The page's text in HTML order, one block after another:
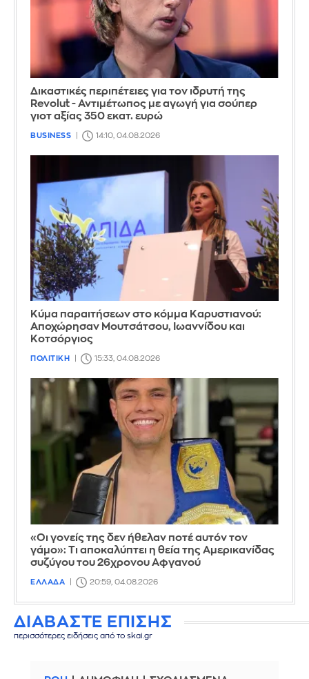
Δικαστικές περιπέτειες για τον ιδρυτή της
Revolut - Αντιμέτωπος με αγωγή για σούπερ
γιοτ αξίας 350 εκατ. ευρώ
BUSINESS 14:10, 04.08.2026
Κύμα παραιτήσεων στο κόμμα Καρυστιανού:
Αποχώρησαν Μουτσάτσου, Ιωαννίδου και
Κοτσόργιος
ΠΟΛΙΤΙΚΗ 15:33, 04.08.2026
«Οι γονείς της δεν ήθελαν ποτέ αυτόν τον
γάμο»: Τι αποκαλύπτει η θεία της Αμερικανίδας
συζύγου του 26χρονου Αφγανού
ΕΛΛΑΔΑ 20:59, 04.08.2026
ΔΙΑΒΑΣΤΕ ΕΠΙΣΗΣ
περισσότερες ειδήσεις από το skai.gr